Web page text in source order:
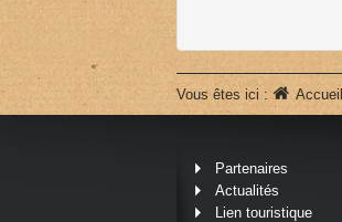
Vous êtes ici : Accueil
Partenaires
Actualités
Lien touristique